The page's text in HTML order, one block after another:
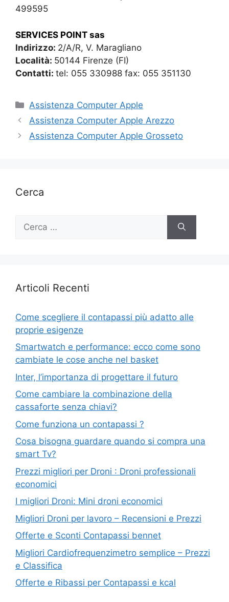
499595
SERVICES POINT sas
Indirizzo: 2/A/R, V. Maragliano
Località: 50144 Firenze (FI)
Contatti: tel: 055 330988 fax: 055 351130
Categorie
Assistenza Computer Apple
Assistenza Computer Apple Arezzo
Assistenza Computer Apple Grosseto
Cerca
per:
Articoli Recenti
Come scegliere il contapassi più adatto alle
proprie esigenze
Smartwatch e performance: ecco come sono
cambiate le cose anche nel basket
Inter, l’importanza di progettare il futuro
Come cambiare la combinazione della
cassaforte senza chiavi?
Come funziona un contapassi ?
Cosa bisogna guardare quando si compra una
smart Tv?
Prezzi migliori per Droni : Droni professionali
economici
I migliori Droni: Mini droni economici
Migliori Droni per lavoro – Recensioni e Prezzi
Offerte e Sconti Contapassi bennet
Migliori Cardiofrequenzimetro semplice – Prezzi
e Classifica
Offerte e Ribassi per Contapassi e kcal